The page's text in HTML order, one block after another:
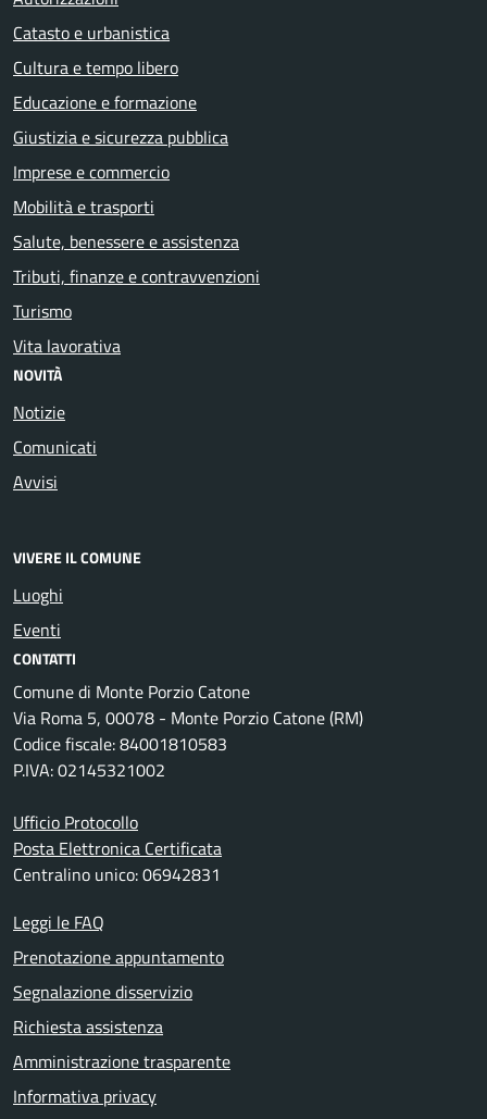
Catasto e urbanistica
Cultura e tempo libero
Educazione e formazione
Giustizia e sicurezza pubblica
Imprese e commercio
Mobilità e trasporti
Salute, benessere e assistenza
Tributi, finanze e contravvenzioni
Turismo
Vita lavorativa
NOVITÀ
Notizie
Comunicati
Avvisi
VIVERE IL COMUNE
Luoghi
Eventi
CONTATTI
Comune di Monte Porzio Catone
Via Roma 5, 00078 - Monte Porzio Catone (RM)
Codice fiscale: 84001810583
P.IVA: 02145321002
Ufficio Protocollo
Posta Elettronica Certificata
Centralino unico: 06942831
Leggi le FAQ
Prenotazione appuntamento
Segnalazione disservizio
Richiesta assistenza
Amministrazione trasparente
Informativa privacy